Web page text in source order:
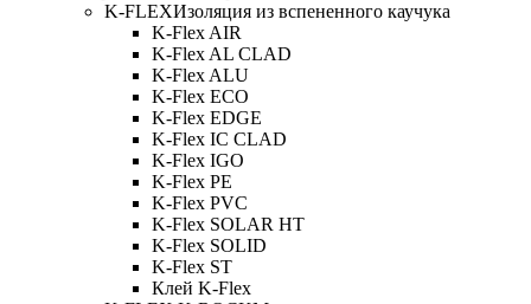
K-FLEXИзоляция из вспененного каучука
K-Flex AIR
K-Flex AL CLAD
K-Flex ALU
K-Flex ECO
K-Flex EDGE
K-Flex IC CLAD
K-Flex IGO
K-Flex PE
K-Flex PVC
K-Flex SOLAR HT
K-Flex SOLID
K-Flex ST
Клей K-Flex